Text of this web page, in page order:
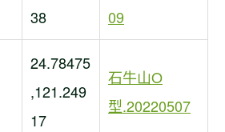
38
09
24.78475
,121.249
17
石牛山O
型.20220507